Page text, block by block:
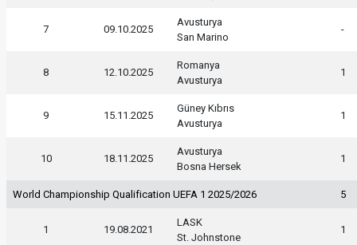
7 09.10.2025
Avusturya
San Marino
-
8 12.10.2025
Romanya
Avusturya
1
9 15.11.2025
Güney Kıbrıs
Avusturya
1
10 18.11.2025
Avusturya
Bosna Hersek
1
World Championship Qualification UEFA 1 2025/2026 5
1 19.08.2021
LASK
St. Johnstone
1